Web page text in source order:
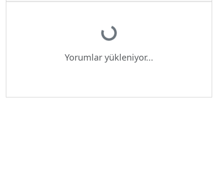
Yükleniyor...
Yorumlar yükleniyor...